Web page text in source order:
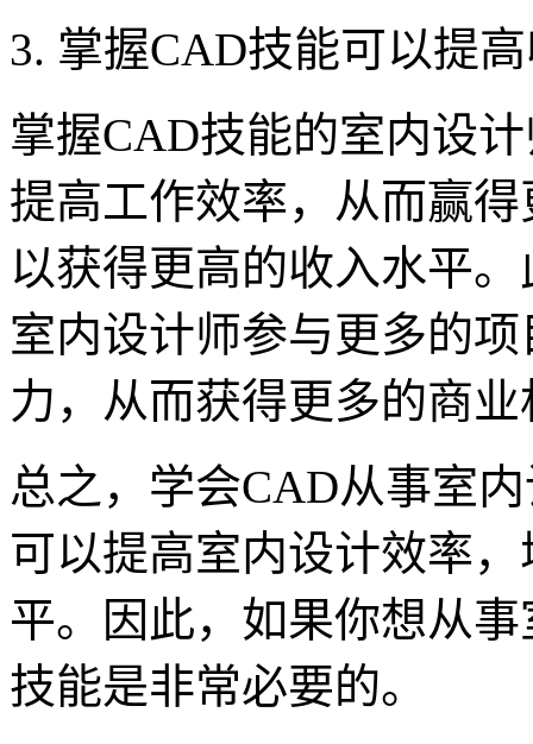
3. 掌握CAD技能可以提
掌握CAD技能的室内设
提高工作效率，从而赢
以获得更高的收入水平
室内设计师参与更多的
力，从而获得更多的商
总之，学会CAD从事室
可以提高室内设计效率
平。因此，如果你想从
技能是非常必要的。